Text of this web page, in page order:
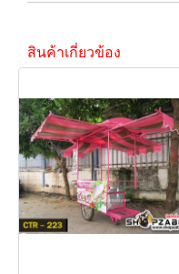
สินค้าเกี่ยวข้อง